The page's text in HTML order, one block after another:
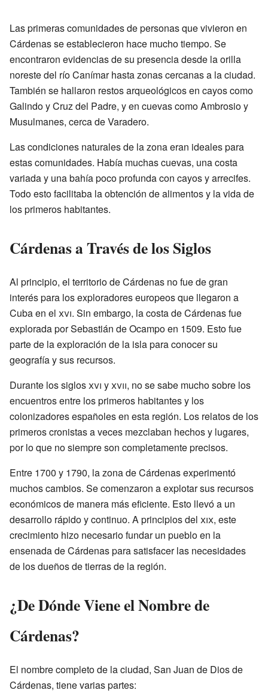
Las primeras comunidades de personas que vivieron en
Cárdenas se establecieron hace mucho tiempo. Se
encontraron evidencias de su presencia desde la orilla
noreste del río Canímar hasta zonas cercanas a la ciudad.
También se hallaron restos arqueológicos en cayos como
Galindo y Cruz del Padre, y en cuevas como Ambrosio y
Musulmanes, cerca de Varadero.
Las condiciones naturales de la zona eran ideales para
estas comunidades. Había muchas cuevas, una costa
variada y una bahía poco profunda con cayos y arrecifes.
Todo esto facilitaba la obtención de alimentos y la vida de
los primeros habitantes.
Cárdenas a Través de los Siglos
Al principio, el territorio de Cárdenas no fue de gran
interés para los exploradores europeos que llegaron a
Cuba en el xvi. Sin embargo, la costa de Cárdenas fue
explorada por Sebastián de Ocampo en 1509. Esto fue
parte de la exploración de la isla para conocer su
geografía y sus recursos.
Durante los siglosxvi yxvii, no se sabe mucho sobre los
encuentros entre los primeros habitantes y los
colonizadores españoles en esta región. Los relatos de los
primeros cronistas a veces mezclaban hechos y lugares,
por lo que no siempre son completamente precisos.
Entre 1700 y 1790, la zona de Cárdenas experimentó
muchos cambios. Se comenzaron a explotar sus recursos
económicos de manera más eficiente. Esto llevó a un
desarrollo rápido y continuo. A principios del xix, este
crecimiento hizo necesario fundar un pueblo en la
ensenada de Cárdenas para satisfacer las necesidades
de los dueños de tierras de la región.
¿De Dónde Viene el Nombre de
Cárdenas?
El nombre completo de la ciudad, San Juan de Dios de
Cárdenas, tiene varias partes: